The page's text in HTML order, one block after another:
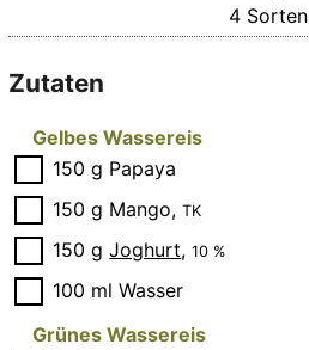
4 Sorten
Zutaten
Gelbes Wassereis
▢
150 g Papaya
▢
150 g Mango,TK
▢
150 g Joghurt,10 %
▢
100 ml Wasser
Grünes Wassereis